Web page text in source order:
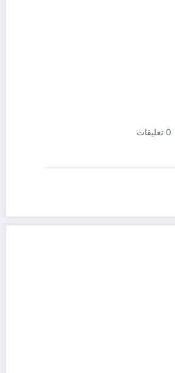
0 تعليقات